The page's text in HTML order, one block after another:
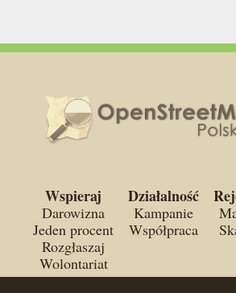
Wspieraj
Darowizna
Jeden procent
Rozgłaszaj
Wolontariat
Działalność
Kampanie
Współpraca